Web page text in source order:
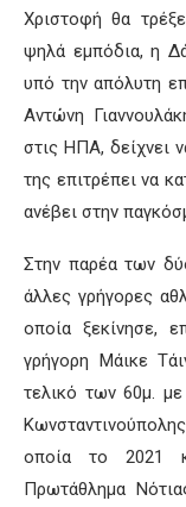
Χριστοφή θα
ψηλά εμπόδια, η
υπό την απόλυτη
Αντώνη
στις ΗΠΑ, δείχνει
της επιτρέπει να
ανέβει στην
Στην παρέα των
άλλες γρήγορες
οποία ξεκίνησε,
γρήγορη Μάικε
τελικό των 60μ.
οποία το 2021
Πρωτάθλημα